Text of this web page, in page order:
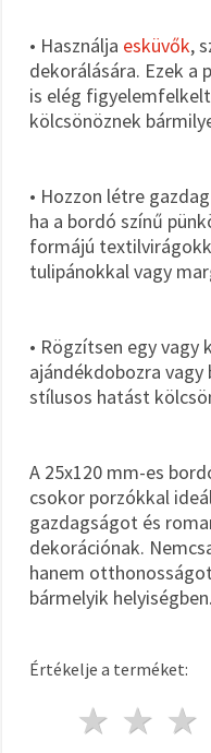
• Használja esküvők,
dekorálására. Ezek a
is elég
kölcsönöznek
• Hozzon létre
ha a bordó színű
formájú
tulipánokkal vagy
• Rögzítsen egy
ajándékdobozra
stílusos hatást
A 25x120 mm-es
csokor porzókkal
gazdagságot és
dekorációnak.
hanem
bármelyik helyiségben.
Értékelje a terméket:
2
1